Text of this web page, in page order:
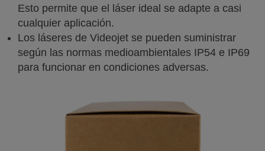
Esto permite que el láser ideal se adapte a casi
cualquier aplicación.
Los láseres de Videojet se pueden suministrar
según las normas medioambientales IP54 e IP69
para funcionar en condiciones adversas.